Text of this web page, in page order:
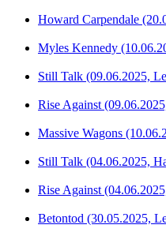
Howard Carpendale
Myles Kennedy
Still Talk (09.06.2025,
Rise Against
Massive Wagons
Still Talk (04.06.2025,
Rise Against
Betontod (30.05.2025,